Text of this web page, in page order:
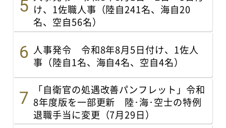
け、1佐職人事（陸自241名、海自20
名、空自56名）
人事発令 令和8年8月5日付け、1佐人
事（陸自1名、海自4名、空自4名）
「自衛官の処遇改善パンフレット」令和
8年度版を一部更新 陸･海･空士の特例
退職手当に変更（7月29日）